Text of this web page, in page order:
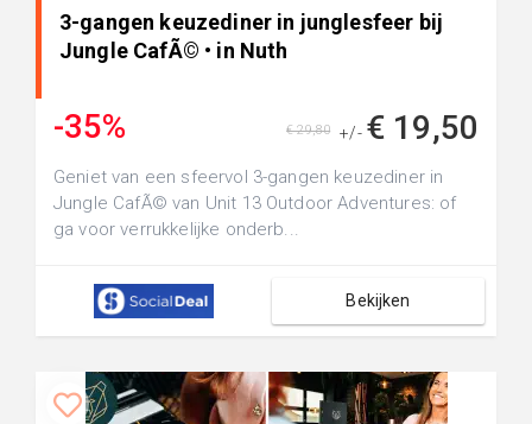
3-gangen keuzediner in junglesfeer bij
Jungle CafÃ© • in Nuth
-35% +/- € 19,50
€ 29,80
Geniet van een sfeervol 3-gangen keuzediner in
Jungle CafÃ© van Unit 13 Outdoor Adventures: of
ga voor verrukkelijke onderb...
Bekijken